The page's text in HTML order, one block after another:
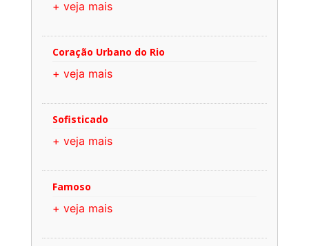
+ veja mais
Coração Urbano do Rio
+ veja mais
Sofisticado
+ veja mais
Famoso
+ veja mais